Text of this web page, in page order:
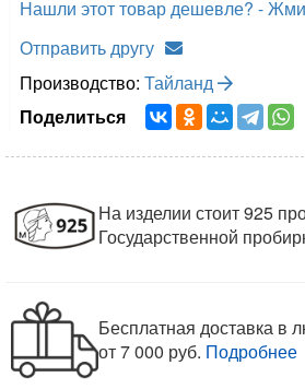
Нашли этот товар дешевле? -
Отправить другу
Производство:Тайланд
Поделиться
На изделии стоит 925
Государственной
Бесплатная доставка в
от 7 000 руб. Подробнее